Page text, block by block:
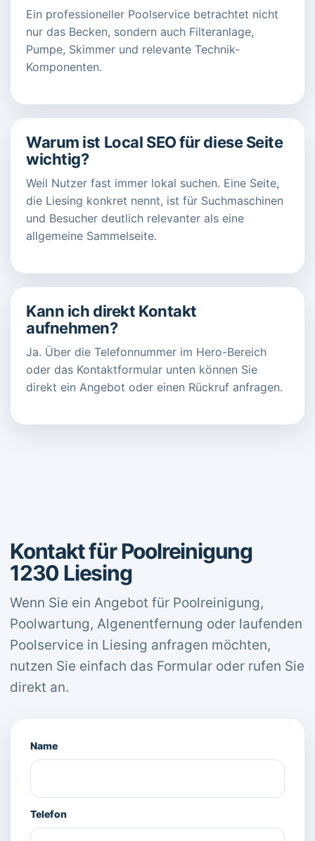
Ein professioneller Poolservice betrachtet nicht
nur das Becken, sondern auch Filteranlage,
Pumpe, Skimmer und relevante Technik-
Komponenten.
Warum ist Local SEO für diese Seite
wichtig?
Weil Nutzer fast immer lokal suchen. Eine Seite,
die Liesing konkret nennt, ist für Suchmaschinen
und Besucher deutlich relevanter als eine
allgemeine Sammelseite.
Kann ich direkt Kontakt
aufnehmen?
Ja. Über die Telefonnummer im Hero-Bereich
oder das Kontaktformular unten können Sie
direkt ein Angebot oder einen Rückruf anfragen.
Kontakt für Poolreinigung
1230 Liesing
Wenn Sie ein Angebot für Poolreinigung,
Poolwartung, Algenentfernung oder laufenden
Poolservice in Liesing anfragen möchten,
nutzen Sie einfach das Formular oder rufen Sie
direkt an.
Name
Telefon